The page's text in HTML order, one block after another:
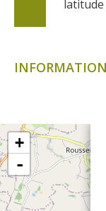
latitude
+
-